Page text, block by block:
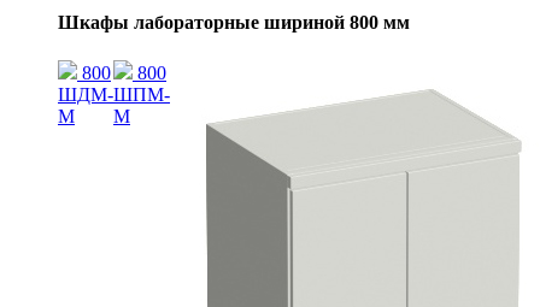
Шкафы лабораторные шириной 800 мм
800
ШДМ-
М
800
ШПМ-
М